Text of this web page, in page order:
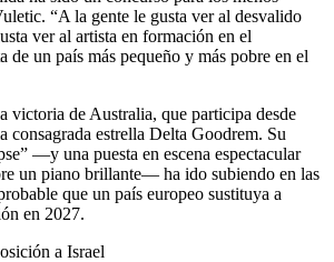
“A la gente le gusta ver al desvalido
ver al artista en formación en el
de un país más pequeño y más pobre en el
victoria de Australia, que participa desde
consagrada estrella Delta Goodrem. Su
—y una puesta en escena espectacular
un piano brillante— ha ido subiendo en las
que un país europeo sustituya a
en 2027.
a Israel